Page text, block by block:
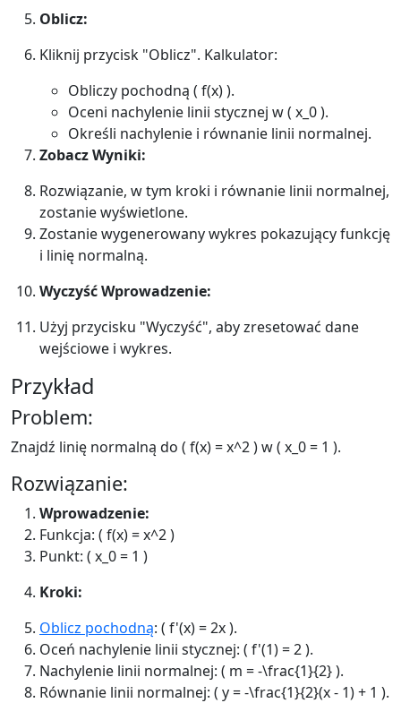
Oblicz:
Kliknij przycisk "Oblicz". Kalkulator:
Obliczy pochodną ( f(x) ).
Oceni nachylenie linii stycznej w ( x_0 ).
Określi nachylenie i równanie linii normalnej.
Zobacz Wyniki:
Rozwiązanie, w tym kroki i równanie linii normalnej,
zostanie wyświetlone.
Zostanie wygenerowany wykres pokazujący funkcję
i linię normalną.
Wyczyść Wprowadzenie:
Użyj przycisku "Wyczyść", aby zresetować dane
wejściowe i wykres.
Przykład
Problem:
Znajdź linię normalną do ( f(x) = x^2 ) w ( x_0 = 1 ).
Rozwiązanie:
Wprowadzenie:
Funkcja: ( f(x) = x^2 )
Punkt: ( x_0 = 1 )
Kroki:
Oblicz pochodną: ( f'(x) = 2x ).
Oceń nachylenie linii stycznej: ( f'(1) = 2 ).
Nachylenie linii normalnej: ( m = -\frac{1}{2} ).
Równanie linii normalnej: ( y = -\frac{1}{2}(x - 1) + 1 ).